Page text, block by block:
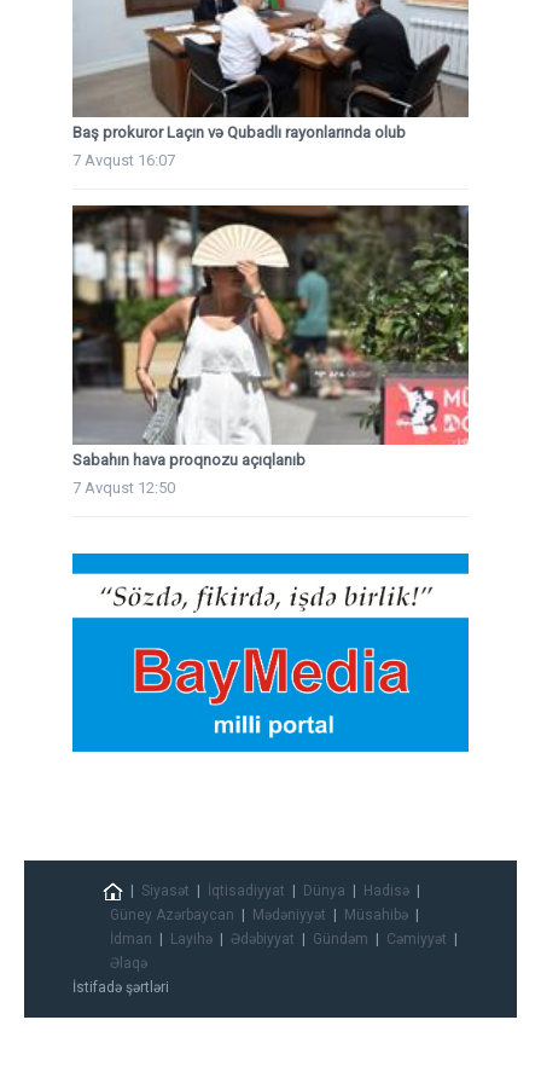
Baş prokuror Laçın və Qubadlı rayonlarında olub
7 Avqust 16:07
Sabahın hava proqnozu açıqlanıb
7 Avqust 12:50
Siyasət İqtisadiyyat Dünya
Hadisə
Güney Azərbaycan
Mədəniyyət
Müsahibə
İdman
Layihə Ədəbiyyat Gündəm
Cəmiyyət
Əlaqə
İstifadə şərtləri